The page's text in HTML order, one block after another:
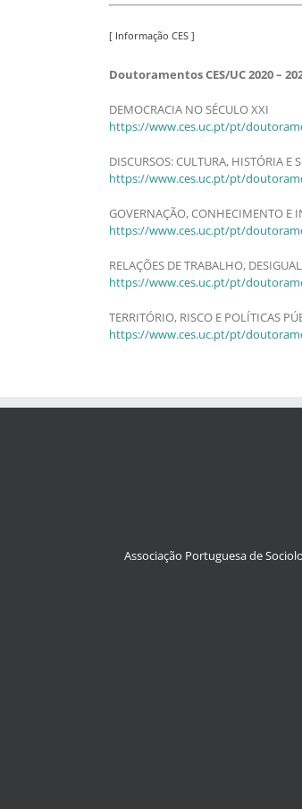
[ Informação CES ]
Doutoramentos CES/UC 2020 –
DEMOCRACIA NO SÉCULO XXI
https://www.ces.uc.pt/pt/
DISCURSOS: CULTURA, HISTÓRIA E
https://www.ces.uc.pt/pt/
GOVERNAÇÃO, CONHECIMENTO E
https://www.ces.uc.pt/pt/
RELAÇÕES DE TRABALHO,
https://www.ces.uc.pt/pt/
TERRITÓRIO, RISCO E POLÍTICAS
https://www.ces.uc.pt/pt/
Associação Portuguesa de